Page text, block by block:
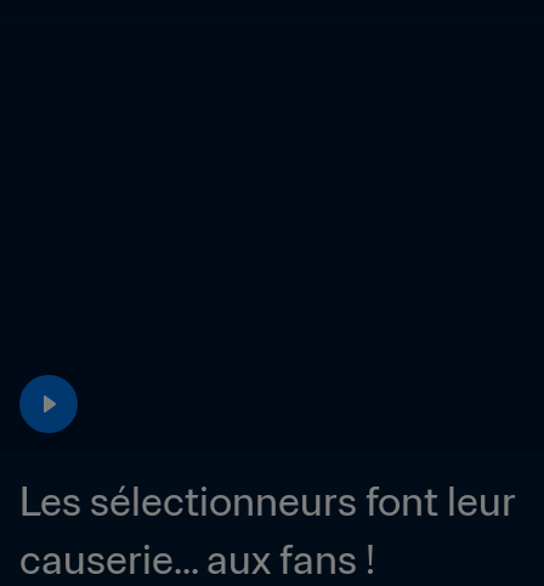
Les sélectionneurs font leur
causerie... aux fans !